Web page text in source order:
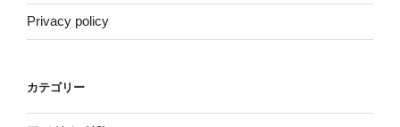
Privacy policy
カテゴリー